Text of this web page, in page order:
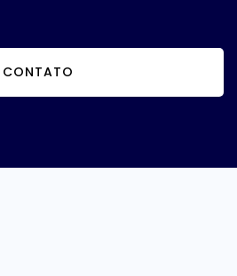
CONTATO